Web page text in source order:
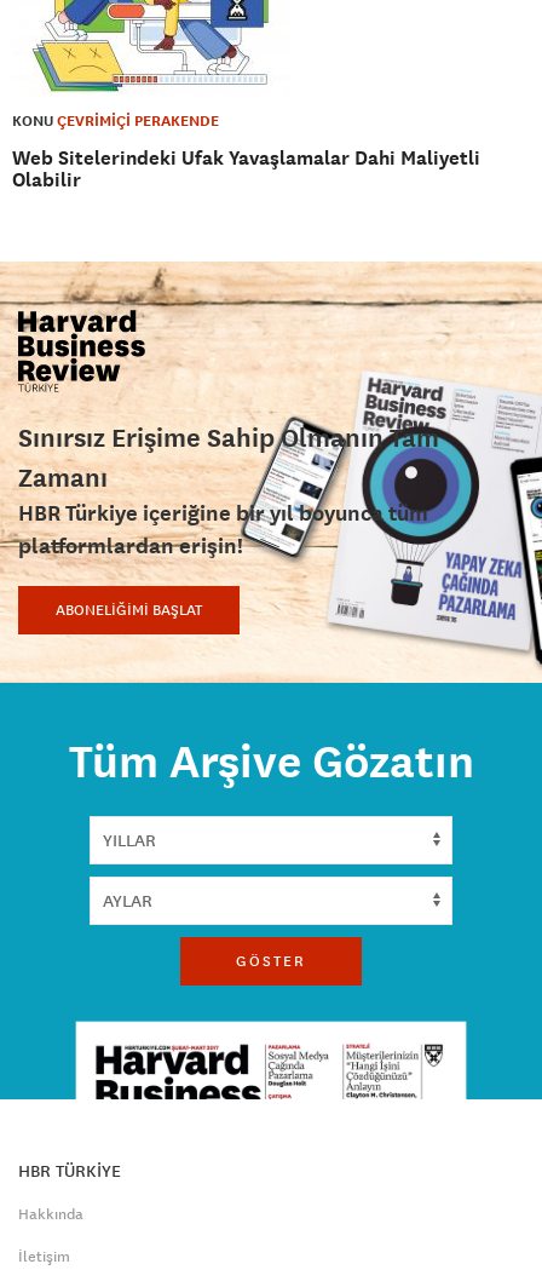
KONUÇEVRİMİÇİ PERAKENDE
Web Sitelerindeki Ufak Yavaşlamalar Dahi Maliyetli
Olabilir
Sınırsız Erişime Sahip Olmanın Tam
Zamanı
HBR Türkiye içeriğine bir yıl boyunca tüm
platformlardan erişin!
ABONELİĞİMİ BAŞLAT
Tüm Arşive Gözatın
GÖSTER
HBR TÜRKİYE
Hakkında
İletişim